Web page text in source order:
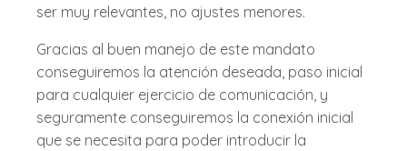
ser muy relevantes, no ajustes menores.
Gracias al buen manejo de este mandato
conseguiremos la atención deseada, paso inicial
para cualquier ejercicio de comunicación, y
seguramente conseguiremos la conexión inicial
que se necesita para poder introducir la